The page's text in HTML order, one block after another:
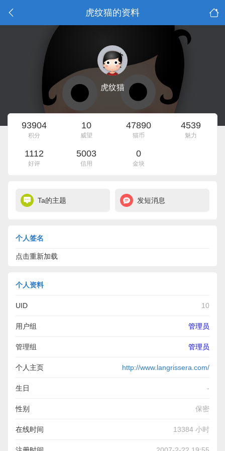
虎纹猫的资料
虎纹猫
93904
积分
10
威望
47890
猫币
4539
魅力
1112
好评
5003
信用
0
金块
Ta的主题 发短消息
个人签名
点击重新加载
个人资料
UID 10
用户组 管理员
管理组 管理员
个人主页 http://www.langrissera.com/
生日 -
性别 保密
在线时间 13384 小时